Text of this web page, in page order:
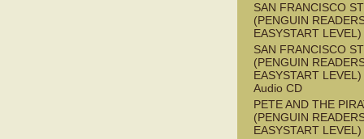
SAN FRANCISCO
(PENGUIN
EASYSTART
SAN FRANCISCO
(PENGUIN
EASYSTART
Audio CD
PETE AND THE
(PENGUIN
EASYSTART